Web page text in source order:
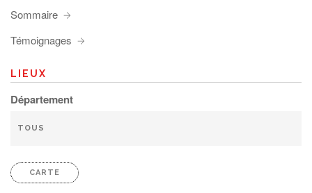
Sommaire
Témoignages
LIEUX
Département
CARTE